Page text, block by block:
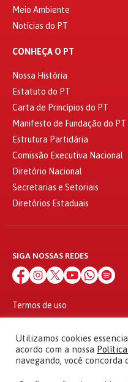
Meio Ambiente
Notícias do PT
CONHEÇA O PT
Nossa História
Estatuto do PT
Carta de Princípios do PT
Manifesto de Fundação do PT
Estrutura Partidária
Comissão Executiva Nacional
Diretório Nacional
Secretarias e Setoriais
Diretórios Estaduais
SIGA NOSSAS REDES
Termos de uso
© 2010 - 2026
Partido dos Trabalhadores
Utilizamos cookies
acordo com a nossa
navegando, você concorda